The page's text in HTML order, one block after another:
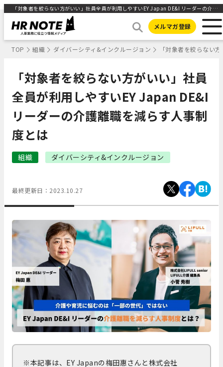
「対象者を絞らない方がいい」社員全員が利用しやすいEY Japan DE&I リーダーの介護離職を減らす人事制度とは ｜HR NOTE
メルマガ登録
TOP 組織 ダイバーシティ&インクルージョン 「対象者を絞らない
「対象者を絞らない方がいい」社員
全員が利用しやすいEY Japan DE&I
リーダーの介護離職を減らす人事制
度とは
組織 ダイバーシティ&インクルージョン
最終更新日： 2023.10.27
※本記事は、EY Japanの梅田惠さんと株式会社